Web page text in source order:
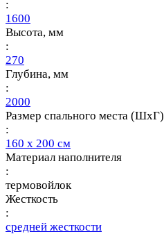
:
1600
Высота, мм
:
270
Глубина, мм
:
2000
Размер спального места (ШхГ)
:
160 х 200 см
Материал наполнителя
:
термовойлок
Жесткость
:
средней жесткости